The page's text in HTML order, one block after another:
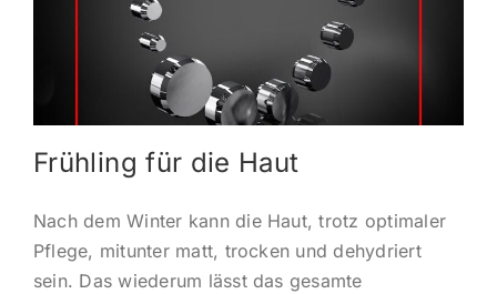
IHR WARENKORB
SEARCH
Frühling für die Haut
Nach dem Winter kann die Haut, trotz optimaler
Pflege, mitunter matt, trocken und dehydriert
sein. Das wiederum lässt das gesamte